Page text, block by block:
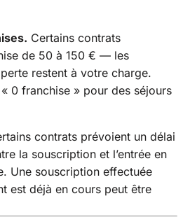
Certains contrats
de 50 à 150 € — les
restent à votre charge.
0 franchise » pour des séjours
contrats prévoient un délai
la souscription et l’entrée en
Une souscription effectuée
est déjà en cours peut être